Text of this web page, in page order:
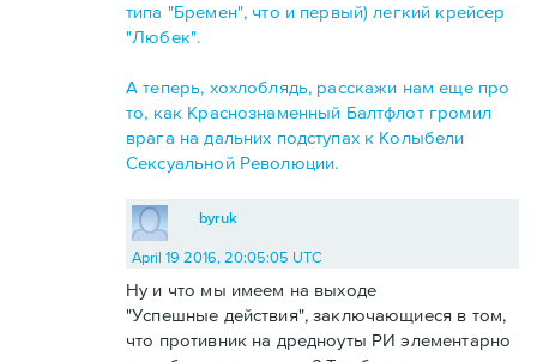
типа "Бремен", что и первый) легкий крейсер
"Любек".
А теперь, хохлоблядь, расскажи нам еще про
то, как Краснознаменный Балтфлот громил
врага на дальних подступах к Колыбели
Сексуальной Революции.
byruk
April 19 2016, 20:05:05 UTC
Ну и что мы имеем на выходе
"Успешные действия", заключающиеся в том,
что противник на дредноуты РИ элементарно